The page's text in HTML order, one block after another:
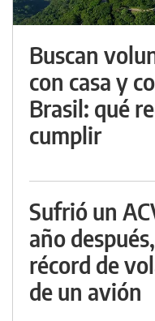
Buscan
con casa y
Brasil: qué
cumplir
Sufrió un
año
récord de
de un avión